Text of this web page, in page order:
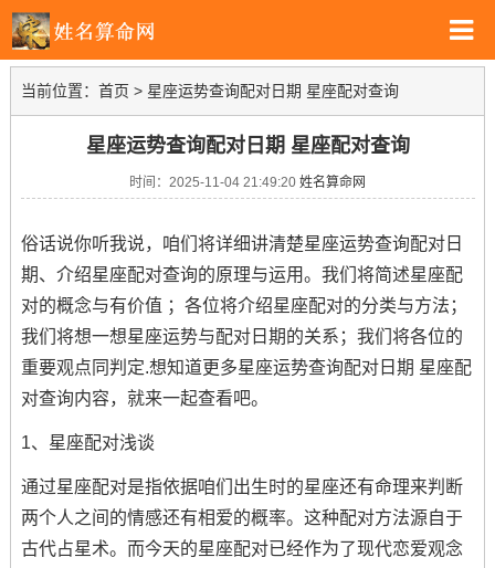
当前位置： 首页 > 星座运势查询配对日期 星座配对查询
星座运势查询配对日期 星座配对查询
时间：2025-11-04 21:49:20 姓名算命网
俗话说你听我说，咱们将详细讲清楚星座运势查询配对日
期、介绍星座配对查询的原理与运用。我们将简述星座配
对的概念与有价值 ；各位将介绍星座配对的分类与方法；
我们将想一想星座运势与配对日期的关系；我们将各位的
重要观点同判定.想知道更多星座运势查询配对日期 星座配
对查询内容，就来一起查看吧。
1、星座配对浅谈
通过星座配对是指依据咱们出生时的星座还有命理来判断
两个人之间的情感还有相爱的概率。这种配对方法源自于
古代占星术。而今天的星座配对已经作为了现代恋爱观念